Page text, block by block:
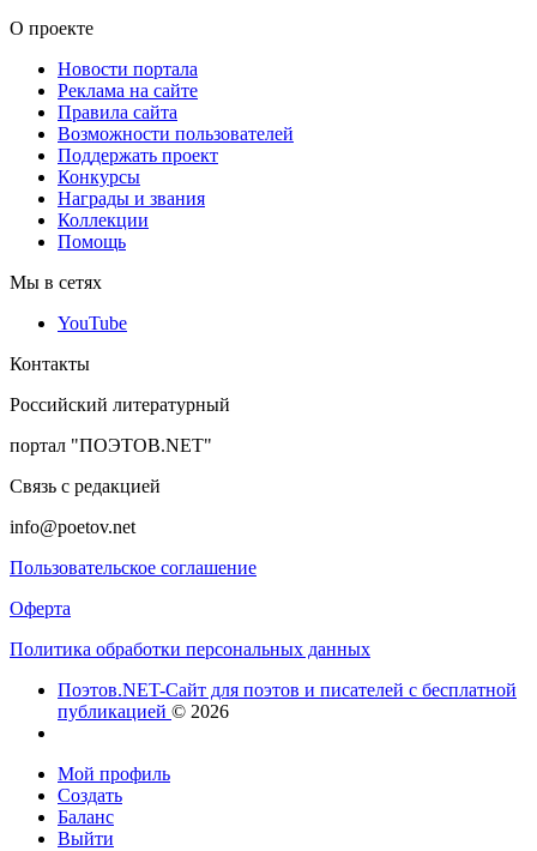
О проекте
Новости портала
Реклама на сайте
Правила сайта
Возможности пользователей
Поддержать проект
Конкурсы
Награды и звания
Коллекции
Помощь
Мы в сетях
YouTube
Контакты
Российский литературный
портал "ПОЭТОВ.NET"
Связь с редакцией
info@poetov.net
Пользовательское соглашение
Оферта
Политика обработки персональных данных
Поэтов.NET-Сайт для поэтов и писателей с бесплатной
публикацией © 2026
Мой профиль
Создать
Баланс
Выйти